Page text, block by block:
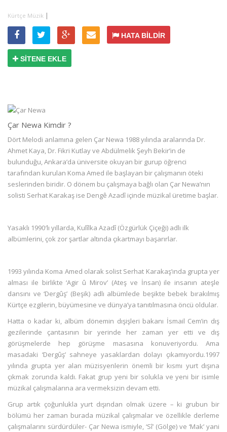
Kürtçe Müzik |
HATA BİLDİR
SİTENE EKLE
Çar Newa Kimdir ?
Dört Melodi anlamına gelen Çar Newa 1988 yılında aralarında Dr.
Ahmet Kaya, Dr. Fikri Kutlay ve Abdülmelik Şeyh Bekir’in de
bulunduğu, Ankara’da üniversite okuyan bir gurup öğrenci
tarafından kurulan Koma Amed ile başlayan bir çalışmanın öteki
seslerinden biridir. O dönem bu çalışmaya bağlı olan Çar Newa’nın
solisti Serhat Karakaş ise Dengê Azadî içinde müzikal üretime başlar.
Yasaklı 1990′lı yıllarda, Kulîlka Azadî (Özgürlük Çiçeği) adlı ilk
albümlerini, çok zor şartlar altında çıkartmayı başarırlar.
1993 yılında Koma Amed olarak solist Serhat Karakaş’ında grupta yer
alması ile birlikte ‘Agir û Mirov’ (Ateş ve İnsan) ile insanın ateşle
dansını ve ‘Dergûş’ (Beşik) adlı albümlede beşikte bebek bırakılmış
Kürtçe ezgilerin, büyümesine ve dünya’ya tanıtılmasına öncü oldular.
Hatta o kadar ki, albüm dönemin dışişleri bakanı İsmail Cem’in dış
gezilerinde çantasının bir yerinde her zaman yer etti ve dış
görüşmelerde hep görüşme masasına konuveriyordu. Ama
masadaki ‘Dergûş’ sahneye yasaklardan dolayı çıkamıyordu.1997
yılında grupta yer alan müzisyenlerin önemli bir kısmı yurt dışına
çıkmak zorunda kaldı. Fakat grup yeni bir solukla ve yeni bir isimle
müzikal çalışmalarına ara vermeksizin devam etti.
Grup artık çoğunlukla yurt dışından olmak üzere – ki grubun bir
bölümü her zaman burada müzikal çalışmalar ve özellikle derleme
çalışmalarını sürdürdüler- Çar Newa ismiyle, ‘Sî’ (Gölge) ve ‘Mak’ yani